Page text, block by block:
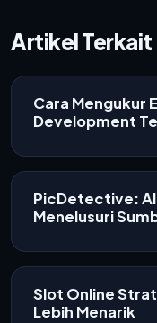
Artikel Terkait
Cara
Development
PicDetective:
Menelusuri
Slot Online
Lebih Menarik